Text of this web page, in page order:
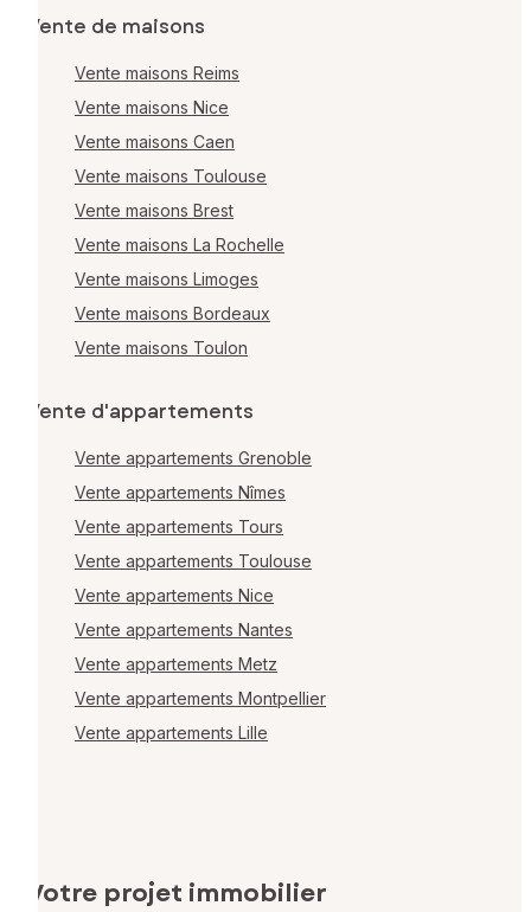
Vente de maisons
Vente maisons Reims
Vente maisons Nice
Vente maisons Caen
Vente maisons Toulouse
Vente maisons Brest
Vente maisons La Rochelle
Vente maisons Limoges
Vente maisons Bordeaux
Vente maisons Toulon
Vente d'appartements
Vente appartements Grenoble
Vente appartements Nîmes
Vente appartements Tours
Vente appartements Toulouse
Vente appartements Nice
Vente appartements Nantes
Vente appartements Metz
Vente appartements Montpellier
Vente appartements Lille
Votre projet immobilier